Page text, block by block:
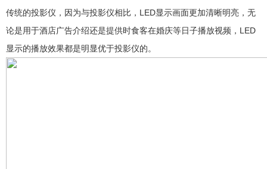
传统的投影仪，因为与投影仪相比，LED显示画面更加清晰明亮，无
论是用于酒店广告介绍还是提供时食客在婚庆等日子播放视频，LED
显示的播放效果都是明显优于投影仪的。